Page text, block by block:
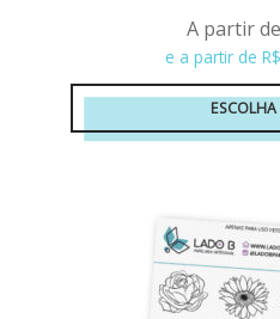
A partir de
e a partir de